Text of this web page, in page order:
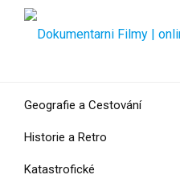
Geografie a Cestování
Historie a Retro
Katastrofické